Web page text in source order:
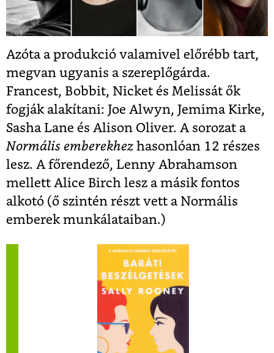
Azóta a produkció valamivel előrébb tart,
megvan ugyanis a szereplőgárda.
Francest, Bobbit, Nicket és Melissát ők
fogják alakítani: Joe Alwyn, Jemima Kirke,
Sasha Lane és Alison Oliver. A sorozat a
Normális emberekhez hasonlóan 12 részes
lesz. A főrendező, Lenny Abrahamson
mellett Alice Birch lesz a másik fontos
alkotó (ő szintén részt vett a Normális
emberek munkálataiban.)